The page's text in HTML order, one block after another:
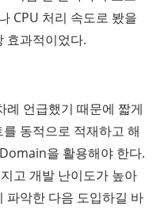
CPU 처리 속도로 봤을
효과적이었다.
례 언급했기 때문에 짧게
동적으로 적재하고 해
을 활용해야 한다.
고 개발 난이도가 높아
파악한 다음 도입하길 바